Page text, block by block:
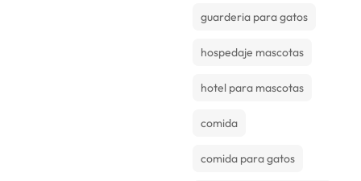
guarderia para gatos
hospedaje mascotas
hotel para mascotas
comida
comida para gatos